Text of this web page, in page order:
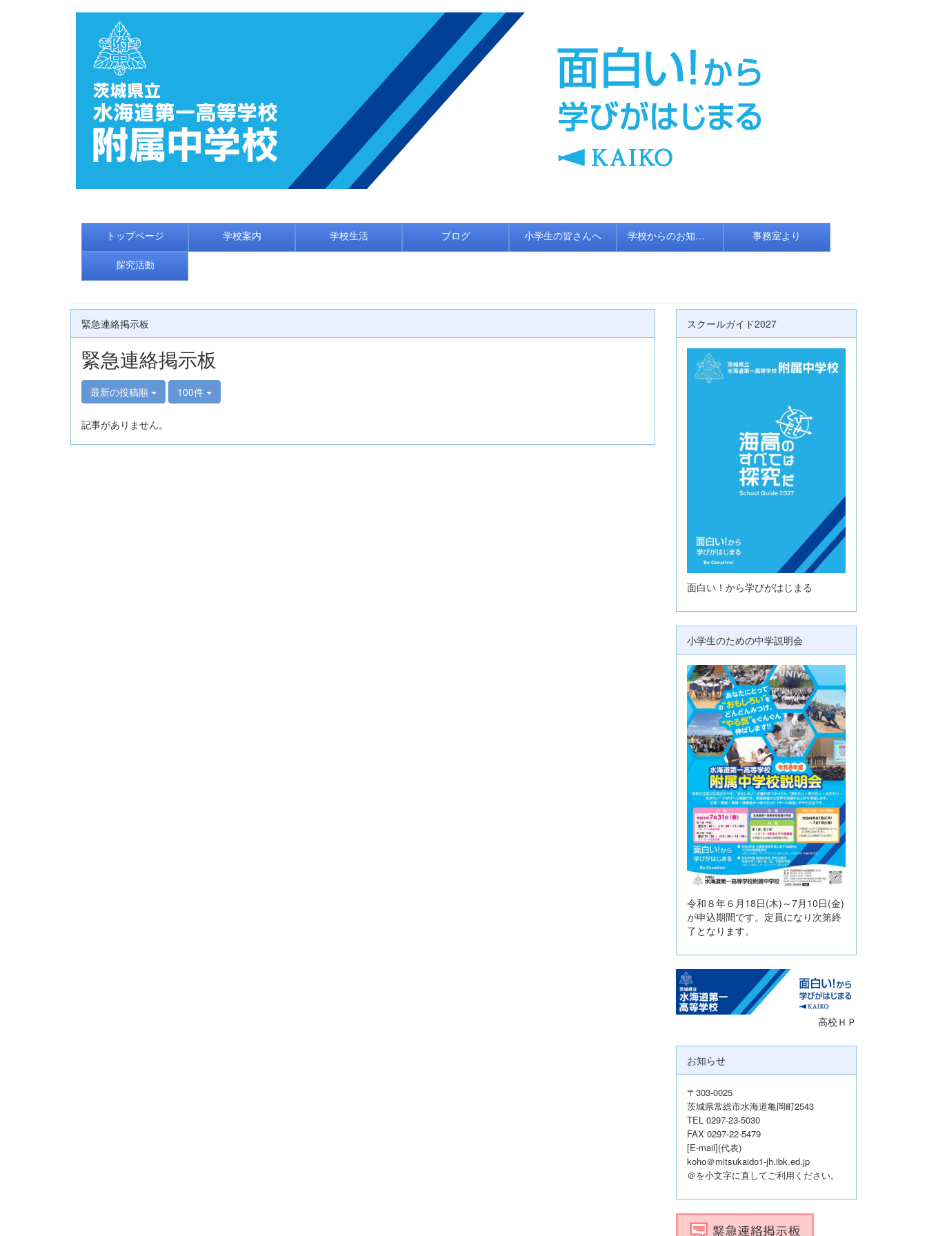
トップページ 学校案内 学校生活 ブログ 小学生の皆さんへ 学校からのお知らせ 事務室より
探究活動
緊急連絡掲示板
緊急連絡掲示板
最新の投稿順 100件
記事がありません。
スクールガイド2027
面白い！から学びがはじまる
小学生のための中学説明会
令和８年６月18日(木)～7月10日(金)
が申込期間です。定員になり次第終
了となります。
高校ＨＰ
お知らせ
〒303-0025
茨城県常総市水海道亀岡町2543
TEL 0297-23-5030
FAX 0297-22-5479
[E-mail](代表)
koho＠mitsukaido1-jh.ibk.ed.jp
＠を小文字に直してご利用ください。